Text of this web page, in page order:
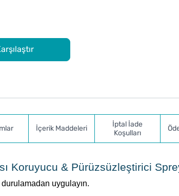
İçerik Maddeleri
İptal İade
Koşulları
Koruyucu & Pürüzsüzleştirici
uygulayın.